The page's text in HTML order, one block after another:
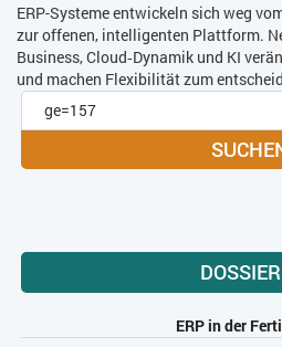
ERP-Systeme entwickeln sich weg
zur offenen, intelligenten Plattform.
Business, Cloud‑Dynamik und KI
und machen Flexibilität zum
ERP in der